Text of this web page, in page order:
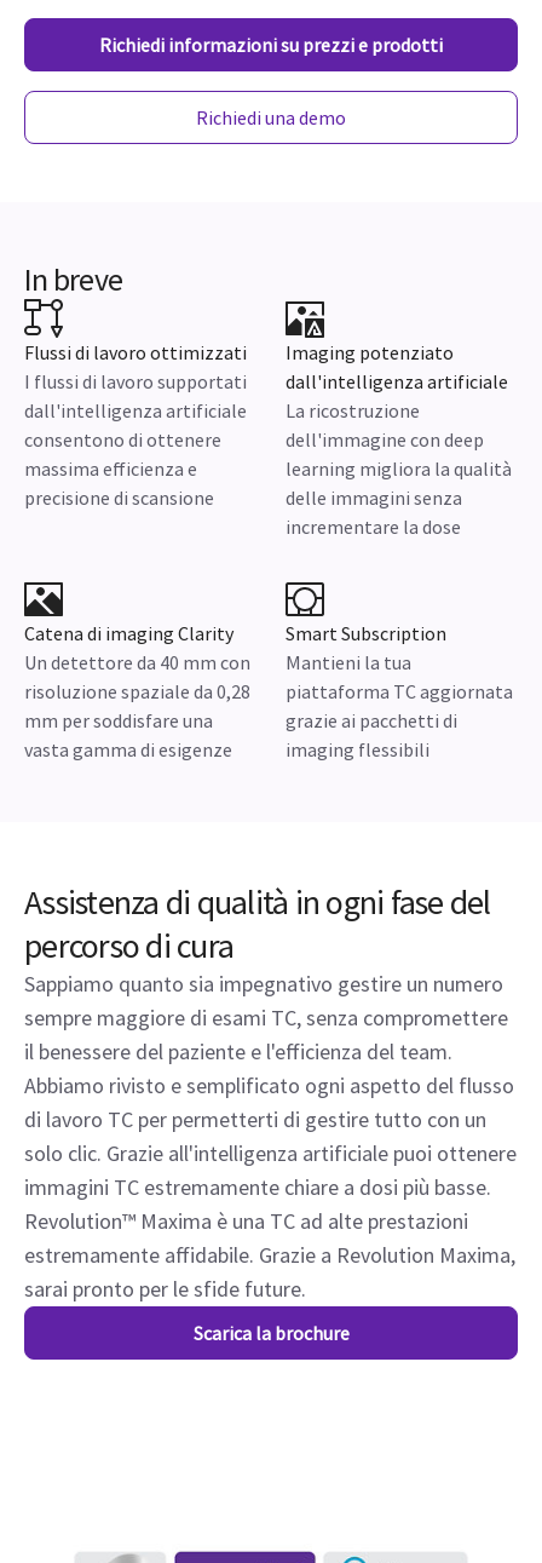
Richiedi informazioni su prezzi e prodotti
Richiedi una demo
In breve
Flussi di lavoro ottimizzati
I flussi di lavoro supportati
dall'intelligenza artificiale
consentono di ottenere
massima efficienza e
precisione di scansione
Imaging potenziato
dall'intelligenza artificiale
La ricostruzione
dell'immagine con deep
learning migliora la qualità
delle immagini senza
incrementare la dose
Catena di imaging Clarity
Un detettore da 40 mm con
risoluzione spaziale da 0,28
mm per soddisfare una
vasta gamma di esigenze
Smart Subscription
Mantieni la tua
piattaforma TC aggiornata
grazie ai pacchetti di
imaging flessibili
Assistenza di qualità in ogni fase del
percorso di cura
Sappiamo quanto sia impegnativo gestire un numero
sempre maggiore di esami TC, senza compromettere
il benessere del paziente e l'efficienza del team.
Abbiamo rivisto e semplificato ogni aspetto del flusso
di lavoro TC per permetterti di gestire tutto con un
solo clic. Grazie all'intelligenza artificiale puoi ottenere
immagini TC estremamente chiare a dosi più basse.
Revolution™ Maxima è una TC ad alte prestazioni
estremamente affidabile. Grazie a Revolution Maxima,
sarai pronto per le sfide future.
Scarica la brochure